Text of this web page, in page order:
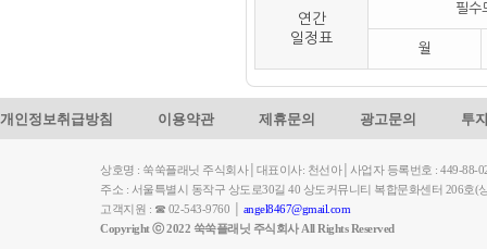
연간
일정표
필수
월
개인정보취급방침 이용약관 제휴문의 광고문의 투
상호명 : 쑥쑥플래닛 주식회사│대표이사: 천선아│사업자 등록번호 : 449-88-
주소 : 서울특별시 동작구 상도로30길 40 상도커뮤니티 복합문화센터 206호(
고객지원 : ☎ 02-543-9760 │ angel8467@gmail.com
Copyright ⓒ 2022 쑥쑥플래닛 주식회사 All Rights Reserved